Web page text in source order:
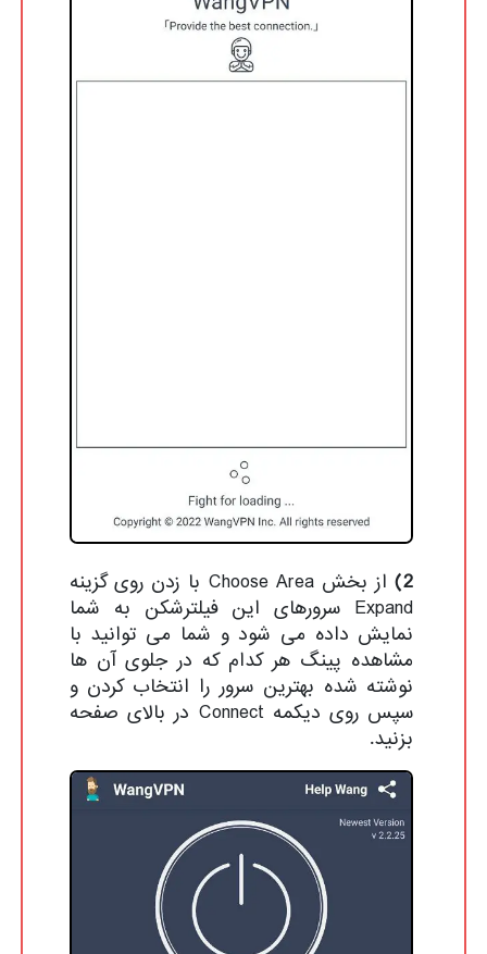
2)
از بخش Choose Area با زدن روی گزینه
Expand سرورهای این فیلترشکن به شما
نمایش داده می شود و شما می توانید با
مشاهده پینگ هر کدام که در جلوی آن ها
نوشته شده بهترین سرور را انتخاب کردن و
سپس روی دیکمه Connect در بالای صفحه
بزنید.